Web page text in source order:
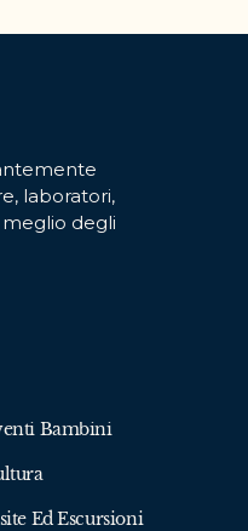
laboratori,
degli
Bambini
Ed Escursioni